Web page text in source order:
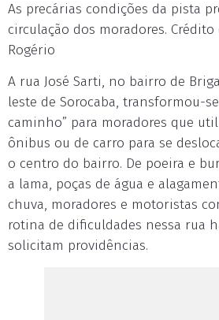
As precárias condições da pista
circulação dos moradores. Crédito
Rogério
A rua José Sarti, no bairro de
leste de Sorocaba, transformou-
caminho” para moradores que
ônibus ou de carro para se
o centro do bairro. De poeira e
a lama, poças de água e
chuva, moradores e motoristas
rotina de dificuldades nessa rua
solicitam providências.